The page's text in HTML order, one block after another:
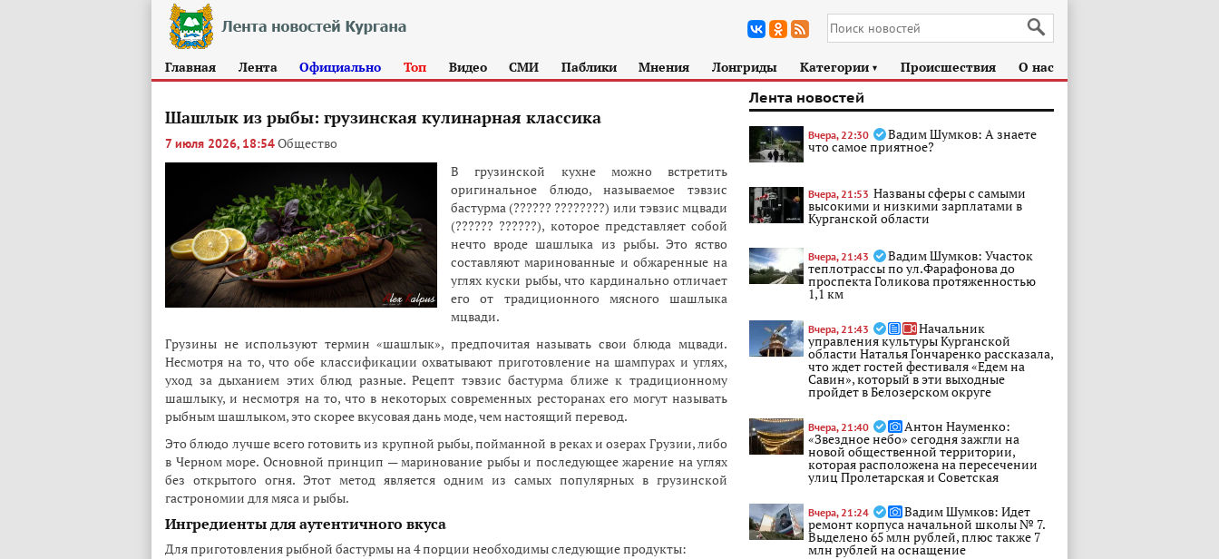
Главная Лента Официально Топ Видео СМИ Паблики Мнения Лонгриды Категории ► Происшествия О нас
Шашлык из рыбы: грузинская кулинарная классика
7 июля 2026, 18:54Общество
В грузинской кухне можно встретить
оригинальное блюдо, называемое тэвзис
бастурма (?????? ????????) или тэвзис мцвади
(?????? ??????), которое представляет собой
нечто вроде шашлыка из рыбы. Это яство
составляют маринованные и обжаренные на
углях куски рыбы, что кардинально отличает
его от традиционного мясного шашлыка
мцвади.
Грузины не используют термин «шашлык», предпочитая называть свои блюда мцвади.
Несмотря на то, что обе классификации охватывают приготовление на шампурах и углях,
уход за дыханием этих блюд разные. Рецепт тэвзис бастурма ближе к традиционному
шашлыку, и несмотря на то, что в некоторых современных ресторанах его могут называть
рыбным шашлыком, это скорее вкусовая дань моде, чем настоящий перевод.
Это блюдо лучше всего готовить из крупной рыбы, пойманной в реках и озерах Грузии, либо
в Черном море. Основной принцип — маринование рыбы и последующее жарение на углях
без открытого огня. Этот метод является одним из самых популярных в грузинской
гастрономии для мяса и рыбы.
Ингредиенты для аутентичного вкуса
Для приготовления рыбной бастурмы на 4 порции необходимы следующие продукты:
Лента новостей
Вчера, 22:30 Вадим Шумков: А знаете
что самое приятное?
Вчера, 21:53 Названы сферы с самыми
высокими и низкими зарплатами в
Курганской области
Вчера, 21:43 Вадим Шумков: Участок
теплотрассы по ул.Фарафонова до
проспекта Голикова протяженностью
1,1 км
Вчера, 21:43 Начальник
управления культуры Курганской
области Наталья Гончаренко рассказала,
что ждет гостей фестиваля «Едем на
Савин», который в эти выходные
пройдет в Белозерском округе
Вчера, 21:40 Антон Науменко:
«Звездное небо» сегодня зажгли на
новой общественной территории,
которая расположена на пересечении
улиц Пролетарская и Советская
Вчера, 21:24 Вадим Шумков: Идет
ремонт корпуса начальной школы № 7.
Выделено 65 млн рублей, плюс также 7
млн рублей на оснащение